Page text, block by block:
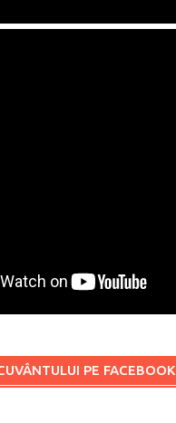
PE FACEBOOK